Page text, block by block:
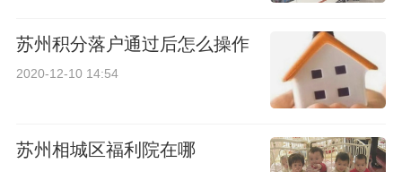
苏州积分落户通过后怎么操作
2020-12-10 14:54
苏州相城区福利院在哪